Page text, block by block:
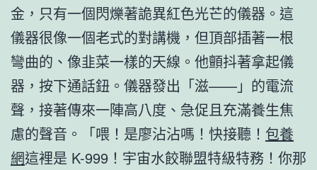
金，只有一個閃爍著詭異紅色光芒的儀器。這
儀器很像一個老式的對講機，但頂部插著一根
彎曲的、像韭菜一樣的天線。他顫抖著拿起儀
器，按下通話鈕。儀器發出「滋——」的電流
聲，接著傳來一陣高八度、急促且充滿養生焦
慮的聲音。「喂！是廖沾沾嗎！快接聽！ 包養
網這裡是 K-999！宇宙水餃聯盟特級特務！你那